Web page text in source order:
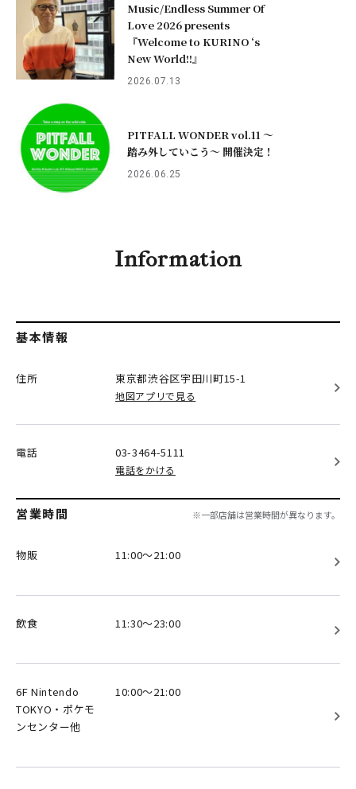
Music/Endless Summer Of
Love 2026 presents
『Welcome to KURINO ‘s
New World!!』
2026.07.13
PITFALL WONDER vol.11 ～
踏み外していこう〜 開催決定！
2026.06.25
Information
基本情報
住所 東京都渋谷区宇田川町15-1
地図アプリで見る
電話 03-3464-5111
電話をかける
営業時間 ※一部店舗は営業時間が異なります。
物販 11:00～21:00
飲食 11:30～23:00
6F Nintendo
TOKYO・ポケモ
ンセンター他
10:00～21:00